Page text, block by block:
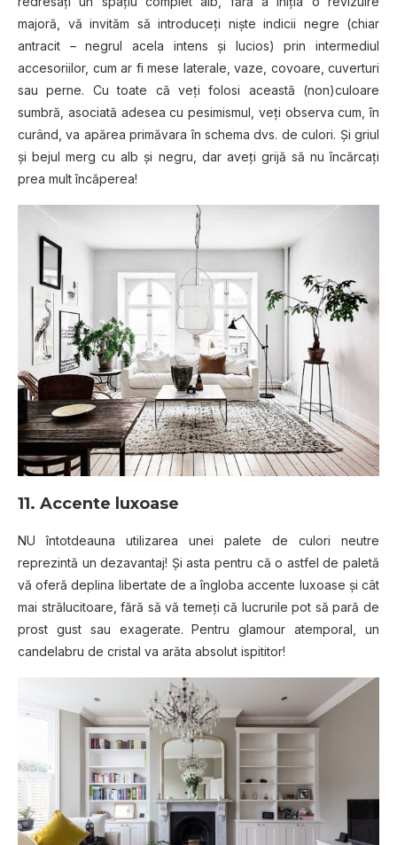
majoră, vă invităm să introduceți niște indicii negre (chiar
antracit – negrul acela intens și lucios) prin intermediul
accesoriilor, cum ar fi mese laterale, vaze, covoare, cuverturi
sau perne. Cu toate că veți folosi această (non)culoare
sumbră, asociată adesea cu pesimismul, veți observa cum, în
curând, va apărea primăvara în schema dvs. de culori. Și griul
și bejul merg cu alb și negru, dar aveți grijă să nu încărcați
prea mult încăperea!
11. Accente luxoase
NU întotdeauna utilizarea unei palete de culori neutre
reprezintă un dezavantaj! Și asta pentru că o astfel de paletă
vă oferă deplina libertate de a îngloba accente luxoase și cât
mai strălucitoare, fără să vă temeți că lucrurile pot să pară de
prost gust sau exagerate. Pentru glamour atemporal, un
candelabru de cristal va arăta absolut ispititor!